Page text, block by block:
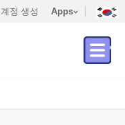
계정 생성 Apps